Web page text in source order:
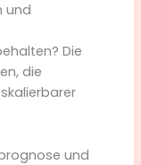
und
Die
die
und